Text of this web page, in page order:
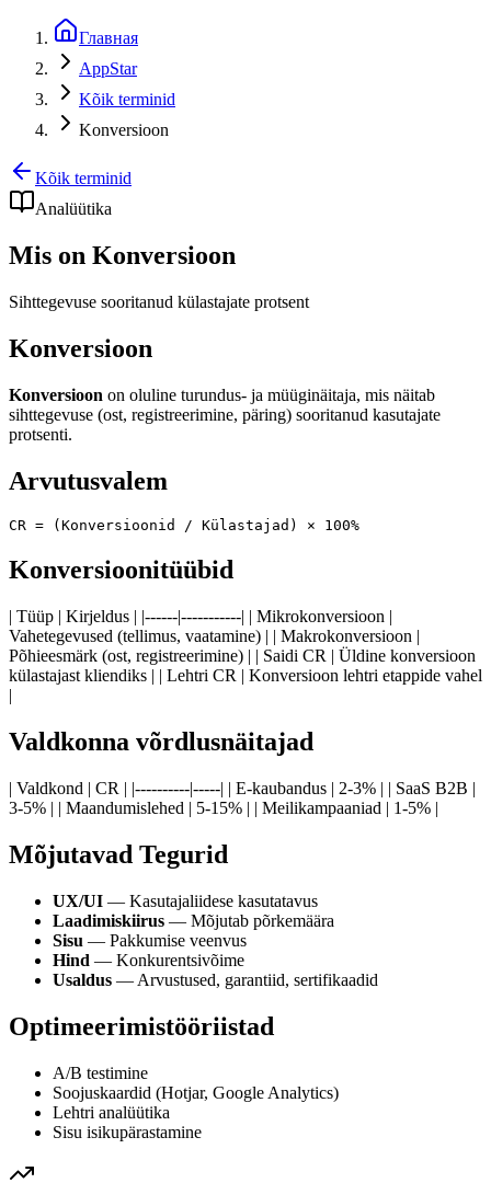
Главная
AppStar
Kõik terminid
Konversioon
Kõik terminid
Analüütika
Mis on Konversioon
Sihttegevuse sooritanud külastajate protsent
Konversioon
Konversioon on oluline turundus- ja müüginäitaja, mis näitab
sihttegevuse (ost, registreerimine, päring) sooritanud kasutajate
protsenti.
Arvutusvalem
Konversioonitüübid
| Tüüp | Kirjeldus | |------|-----------| | Mikrokonversioon |
Vahetegevused (tellimus, vaatamine) | | Makrokonversioon |
Põhieesmärk (ost, registreerimine) | | Saidi CR | Üldine konversioon
külastajast kliendiks | | Lehtri CR | Konversioon lehtri etappide vahel
|
Valdkonna võrdlusnäitajad
| Valdkond | CR | |----------|-----| | E-kaubandus | 2-3% | | SaaS B2B |
3-5% | | Maandumislehed | 5-15% | | Meilikampaaniad | 1-5% |
Mõjutavad Tegurid
UX/UI — Kasutajaliidese kasutatavus
Laadimiskiirus — Mõjutab põrkemäära
Sisu — Pakkumise veenvus
Hind — Konkurentsivõime
Usaldus — Arvustused, garantiid, sertifikaadid
Optimeerimistööriistad
A/B testimine
Soojuskaardid (Hotjar, Google Analytics)
Lehtri analüütika
Sisu isikupärastamine